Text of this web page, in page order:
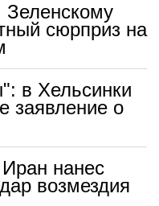
сюрприз на
в Хельсинки
заявление о
нанес
возмездия